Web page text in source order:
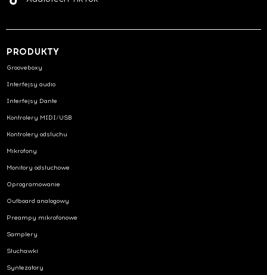
PRODUKTY
Grooveboxy
Interfejsy audio
Interfejsy Dante
Kontrolery MIDI/USB
Kontrolery odsłuchu
Mikrofony
Monitory odsłuchowe
Oprogramowanie
Outboard analogowy
Preampy mikrofonowe
Samplery
Słuchawki
Syntezatory